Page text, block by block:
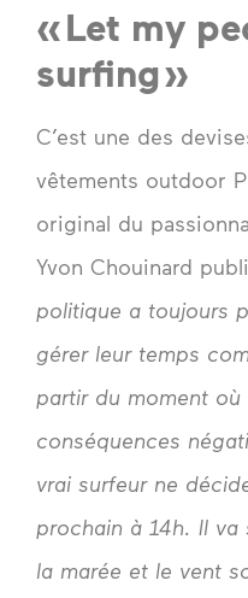
« Let my
surfing »
C’est une des
vêtements outdoor
original du
Yvon Chouinard
politique a toujours
gérer leur temps
partir du moment où
conséquences
vrai surfeur ne
prochain à 14h. Il va
la marée et le vent